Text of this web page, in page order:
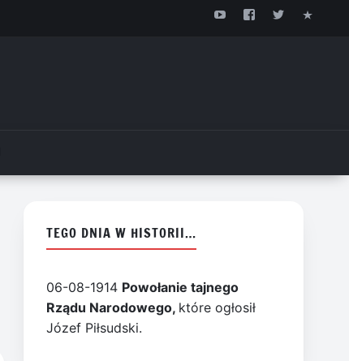
TEGO DNIA W HISTORII…
06-08-1914 Powołanie tajnego
Rządu Narodowego, które ogłosił
Józef Piłsudski.